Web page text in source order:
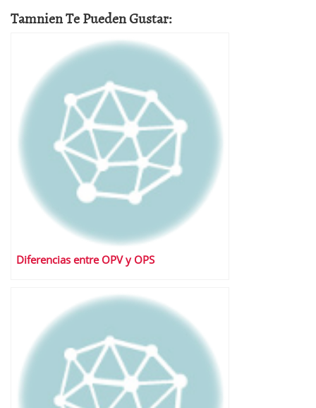
Tamnien Te Pueden Gustar:
Diferencias entre OPV y OPS